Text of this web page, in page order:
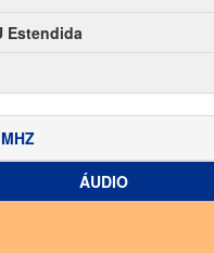
Estendida
ÁUDIO